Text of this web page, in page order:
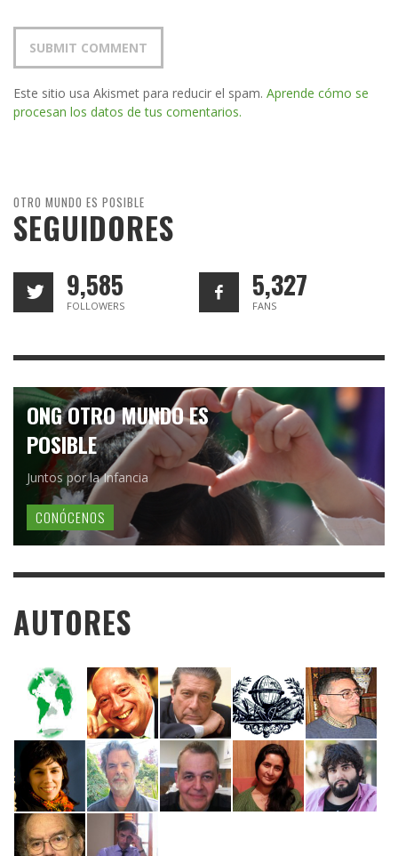
Este sitio usa Akismet para reducir el spam. Aprende cómo se
procesan los datos de tus comentarios.
OTRO MUNDO ES POSIBLE
SEGUIDORES
9,585
FOLLOWERS
5,327
FANS
ONG OTRO MUNDO ES
POSIBLE
Juntos por la Infancia
CONÓCENOS
AUTORES